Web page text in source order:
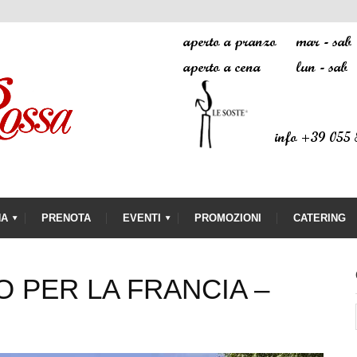
PRENOTA EVENTI PROMOZIONI CATERING
PER LA FRANCIA –